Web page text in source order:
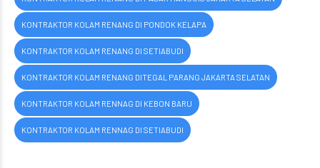
KONTRAKTOR KOLAM RENANG DI PONDOK KELAPA
KONTRAKTOR KOLAM RENANG DI SETIABUDI
KONTRAKTOR KOLAM RENANG DITEGAL PARANG JAKARTA SELATAN
KONTRAKTOR KOLAM RENNAG DI KEBON BARU
KONTRAKTOR KOLAM RENNAG DI SETIABUDI